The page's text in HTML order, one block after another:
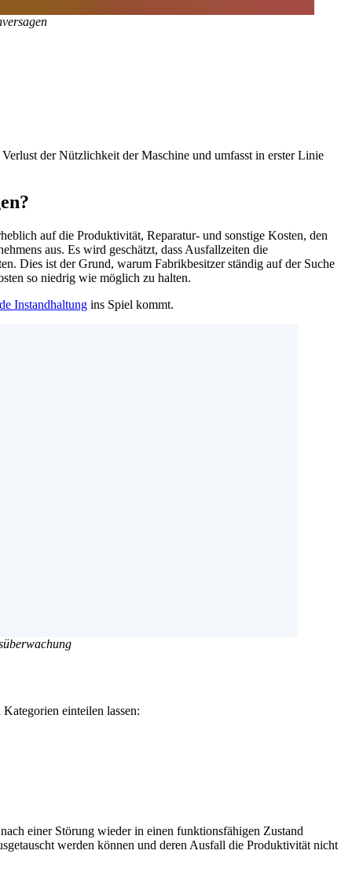
der Nützlichkeit der Maschine und umfasst in erster Linie
auf die Produktivität, Reparatur- und sonstige Kosten, den
aus. Es wird geschätzt, dass Ausfallzeiten die
Dies ist der Grund, warum Fabrikbesitzer ständig auf der Suche
so niedrig wie möglich zu halten.
Instandhaltung ins Spiel kommt.
einteilen lassen:
einer Störung wieder in einen funktionsfähigen Zustand
werden können und deren Ausfall die Produktivität nicht